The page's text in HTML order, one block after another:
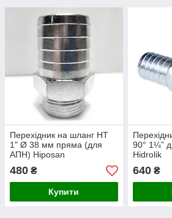
Перехідник на шланг НТ
1" Ø 38 мм пряма (для
АПН) Hiposan
480 ₴
Купити
90° 1¼”
Hidrolik
640₴